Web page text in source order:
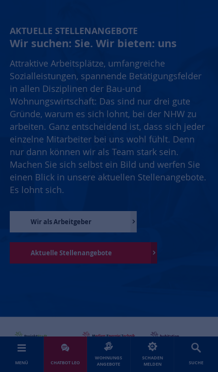
MENÜ CHATBOT LEO
WOHNUNGS
ANGEBOTE
SCHADEN
MELDEN
SUCHE
AKTUELLE STELLENANGEBOTE
Wir suchen: Sie. Wir bieten: uns
Attraktive Arbeitsplätze, umfangreiche
Sozialleistungen, spannende Betätigungsfelder
in allen Disziplinen der Bau-und
Wohnungswirtschaft: Das sind nur drei gute
Gründe, warum es sich lohnt, bei der NHW zu
arbeiten. Ganz entscheidend ist, dass sich jeder
einzelne Mitarbeiter bei uns wohl fühlt. Denn
nur dann können wir als Team stark sein.
Machen Sie sich selbst ein Bild und werfen Sie
einen Blick in unsere aktuellen Stellenangebote.
Es lohnt sich.
Wir als Arbeitgeber
Aktuelle Stellenangebote